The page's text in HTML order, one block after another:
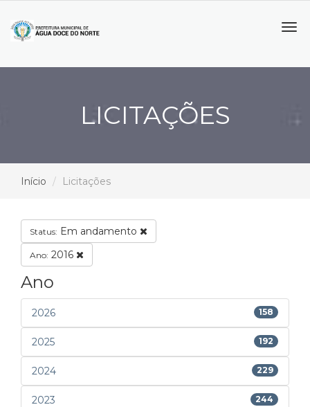
LICITAÇÕES
Início Licitações
Status: Em andamento
Ano: 2016
Ano
2026 158
2025 192
2024 229
2023 244